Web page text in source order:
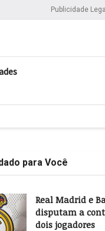
Publicidade Legal
para Você
Real Madrid e
disputam a
dois jogadores